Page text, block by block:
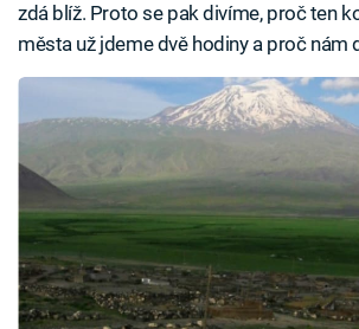
zdá blíž. Proto se pak divíme, proč ten
města už jdeme dvě hodiny a proč nám